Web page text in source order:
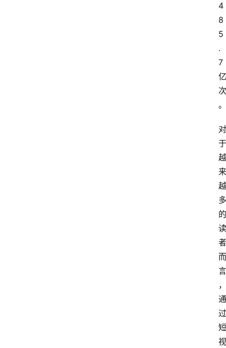
4
8
5
.
7
亿
次
。
对
于
越
来
越
多
的
读
者
而
言
，
通
过
短
视